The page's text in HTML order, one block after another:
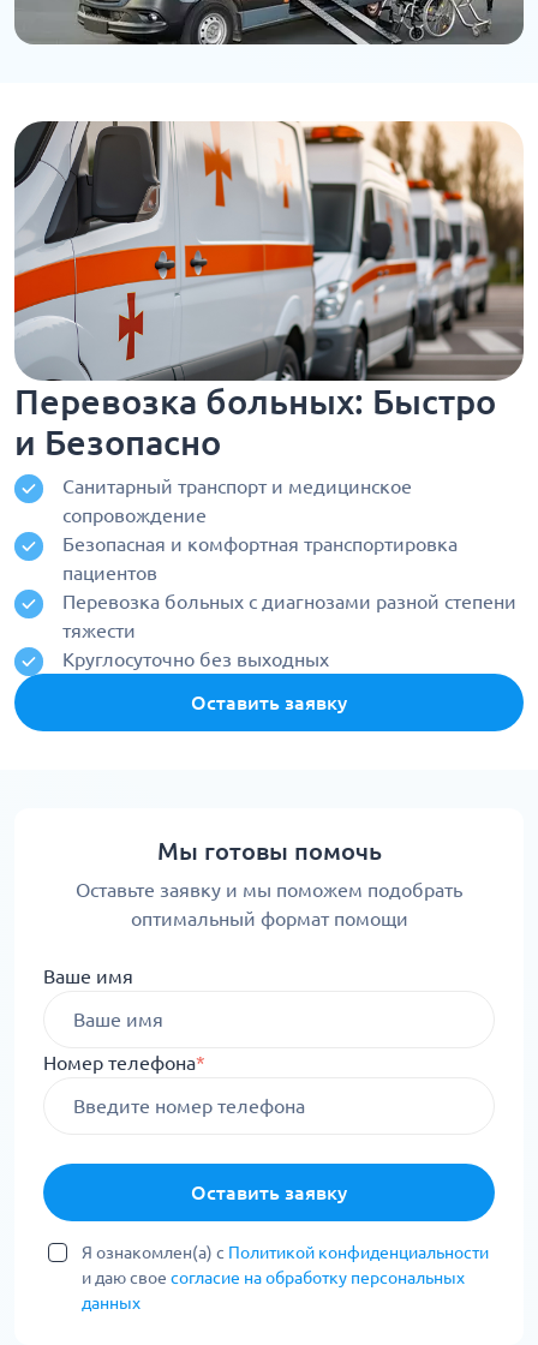
Перевозка больных: Быстро
и Безопасно
Санитарный транспорт и медицинское
сопровождение
Безопасная и комфортная транспортировка
пациентов
Перевозка больных с диагнозами разной степени
тяжести
Круглосуточно без выходных
Оставить заявку
Мы готовы помочь
Оставьте заявку и мы поможем подобрать
оптимальный формат помощи
Ваше имя
Номер телефона*
Оставить заявку
Я ознакомлен(а) с Политикой конфиденциальности
и даю свое согласие на обработку персональных
данных